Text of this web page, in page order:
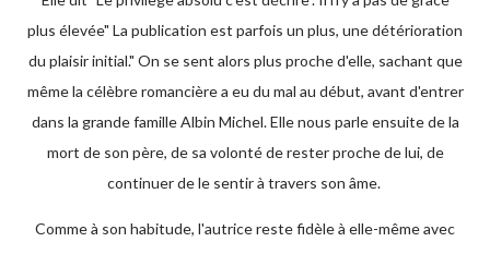
plus élevée" La publication est parfois un plus, une détérioration
du plaisir initial." On se sent alors plus proche d'elle, sachant que
même la célèbre romancière a eu du mal au début, avant d'entrer
dans la grande famille Albin Michel. Elle nous parle ensuite de la
mort de son père, de sa volonté de rester proche de lui, de
continuer de le sentir à travers son âme.
Comme à son habitude, l'autrice reste fidèle à elle-même avec